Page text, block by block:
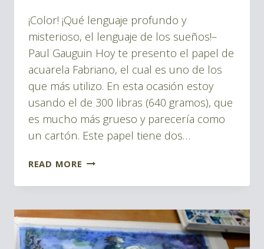
Montes
¡Color! ¡Qué lenguaje profundo y
misterioso, el lenguaje de los sueños!–
Paul Gauguin Hoy te presento el papel de
acuarela Fabriano, el cual es uno de los
que más utilizo. En esta ocasión estoy
usando el de 300 libras (640 gramos), que
es mucho más grueso y parecería como
un cartón. Este papel tiene dos…
READ MORE FABRIANO
MEJORES
PAPELES
DE